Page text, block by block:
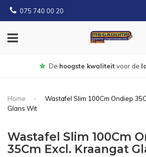
075 740 00 20
Gratisbezorgd
Home
Wastafel Slim 100Cm Ondiep
Glans Wit
Wastafel Slim 100Cm
35Cm Excl. Kraangat